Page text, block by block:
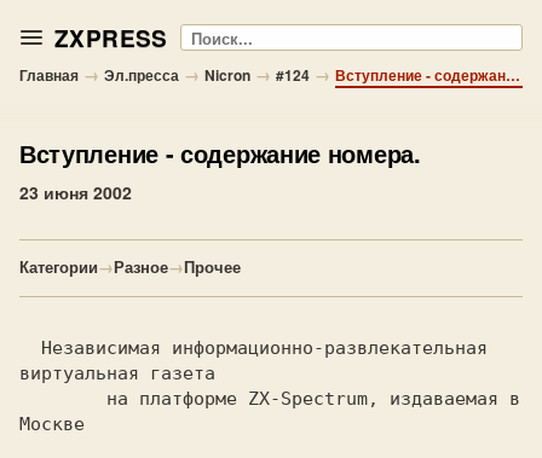
ZXPRESS Поиск
Главная → Эл.пресса → Nicron → #124 → Вступление - содержание номера.
Вступление- содержание номера.
23 июня 2002
Категории→Разное→Прочее
виртуальная газета
Москве